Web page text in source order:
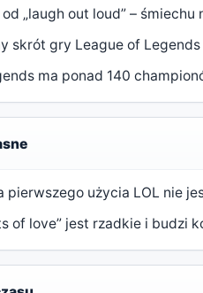
„laugh out loud” – śmiechu
skrót gry League of
ma ponad 140
pierwszego użycia LOL nie
of love” jest rzadkie i budzi